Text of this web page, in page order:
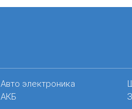
Авто электроника
АКБ